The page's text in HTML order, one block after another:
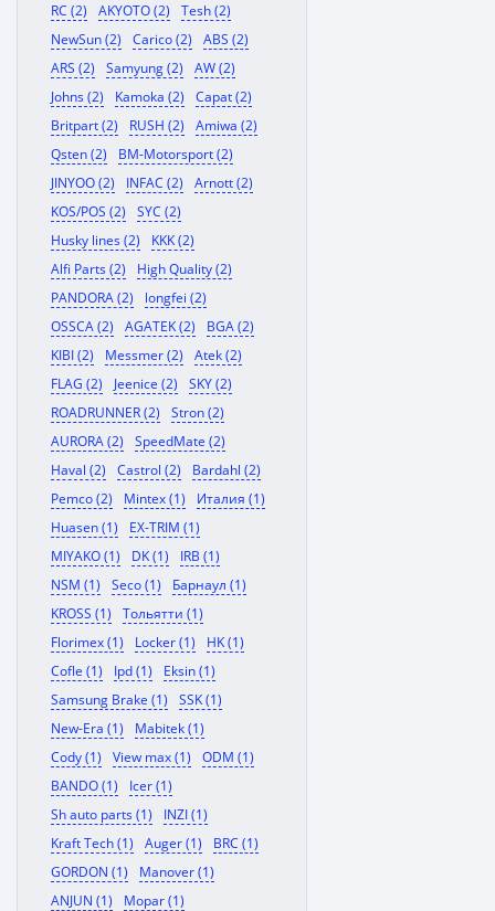
RC (2)
AKYOTO (2)
Tesh (2)
NewSun (2)
Carico (2)
ABS (2)
ARS (2)
Samyung (2)
AW (2)
Johns (2)
Kamoka (2)
Capat (2)
Britpart (2)
RUSH (2)
Amiwa (2)
Qsten (2)
BM-Motorsport (2)
JINYOO (2)
INFAC (2)
Arnott (2)
KOS/POS (2)
SYC (2)
Husky lines (2)
KKK (2)
Alfi Parts (2)
High Quality (2)
PANDORA (2)
longfei (2)
OSSCA (2)
AGATEK (2)
BGA (2)
KIBI (2)
Messmer (2)
Atek (2)
FLAG (2)
Jeenice (2)
SKY (2)
ROADRUNNER (2)
Stron (2)
AURORA (2)
SpeedMate (2)
Haval (2)
Castrol (2)
Bardahl (2)
Pemco (2)
Mintex (1)
Италия (1)
Huasen (1)
EX-TRIM (1)
MIYAKO (1)
DK (1)
IRB (1)
NSM (1)
Seco (1)
Барнаул (1)
KROSS (1)
Тольятти (1)
Florimex (1)
Locker (1)
HK (1)
Cofle (1)
Ipd (1)
Eksin (1)
Samsung Brake (1)
SSK (1)
New-Era (1)
Mabitek (1)
Cody (1)
View max (1)
ODM (1)
BANDO (1)
Icer (1)
Sh auto parts (1)
INZI (1)
Kraft Tech (1)
Auger (1)
BRC (1)
GORDON (1)
Manover (1)
ANJUN (1)
Mopar (1)